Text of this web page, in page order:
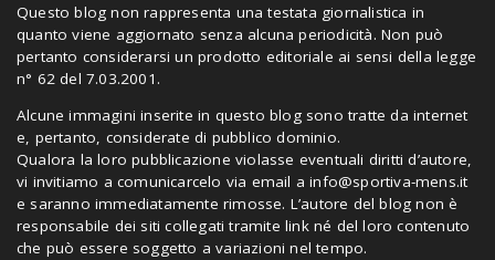
Questo blog non rappresenta una testata giornalistica in
quanto viene aggiornato senza alcuna periodicità. Non può
pertanto considerarsi un prodotto editoriale ai sensi della legge
n° 62 del 7.03.2001.
Alcune immagini inserite in questo blog sono tratte da internet
e, pertanto, considerate di pubblico dominio.
Qualora la loro pubblicazione violasse eventuali diritti d’autore,
vi invitiamo a comunicarcelo via email ainfo@sportiva-mens.it
e saranno immediatamente rimosse. L’autore del blog non è
responsabile dei siti collegati tramite link né del loro contenuto
che può essere soggetto a variazioni nel tempo.